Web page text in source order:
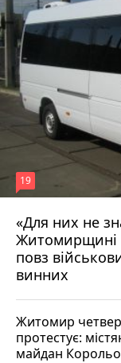
«Для них не
Житомирщині
повз
винних
19
17 липня 2026 р.
Житомир
протестує:
майдан